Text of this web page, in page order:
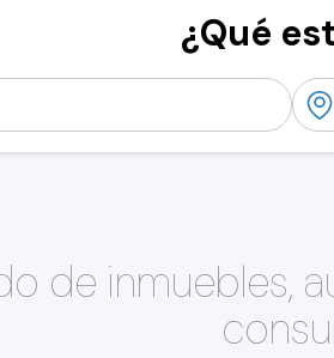
¿Qué
de inmuebles,